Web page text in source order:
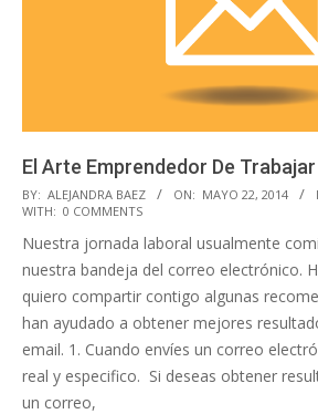
El Arte Emprendedor De
2014-
05-
22
BY: ALEJANDRA BAEZ ON: MAYO 22, 2014
WITH: 0 COMMENTS
Nuestra jornada laboral usualmente
nuestra bandeja del correo electrónico.
quiero compartir contigo algunas
han ayudado a obtener mejores
email. 1. Cuando envíes un correo
real y especifico. Si deseas obtener
un correo,